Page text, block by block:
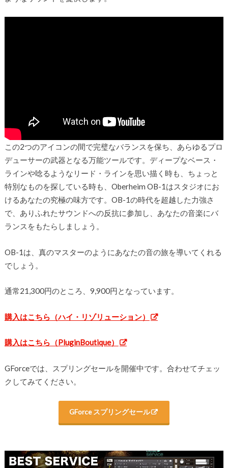
この2つのアイコンの間で完璧なバランスを保ち、あらゆるプロ
デューサーの武器となる万能ツールです。ディープなベース・
ラインや唸るようなリード・ラインを思い描く時も、ちょっと
特別なものを探している時も、Oberheim OB-1はスタジオにお
けるあなたの究極の味方です。OB-1の時代を超越した力強さ
で、ありふれたサウンドへの反抗に参加し、あなたの音楽にバ
ランスをもたらしましょう。
OB-1は、真のマスターのようにあなたの音の旅を導いてくれる
でしょう。
通常21,300円のところ、9,900円となっています。
購入はこちら（ハイ・リゾリューション）
購入はこちら（PluginBoutique）
GForceでは、スプリングセールを開催中です。合わせてチェッ
クしてみてください。
GForce スプリングセール